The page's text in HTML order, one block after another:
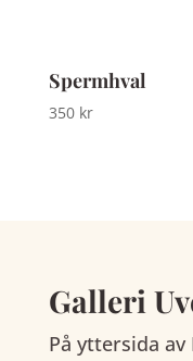
Spermhval
350 kr
Galleri
På yttersida